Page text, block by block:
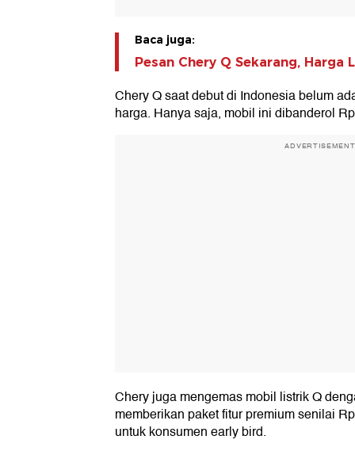
Baca juga:
Pesan Chery Q Sekarang, Harga
Chery Q saat debut di Indonesia belum
harga. Hanya saja, mobil ini dibanderol
ADVERTISEMENT
Chery juga mengemas mobil listrik Q
memberikan paket fitur premium senilai
untuk konsumen early bird.